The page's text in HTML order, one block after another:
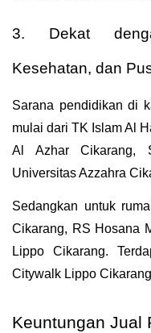
3. Dekat
Kesehatan, dan
Sarana pendidikan di
mulai dari TK Islam Al
Al Azhar Cikarang,
Universitas Azzahra
Sedangkan untuk
Cikarang, RS Hosana
Lippo Cikarang.
Citywalk Lippo
Keuntungan Jual